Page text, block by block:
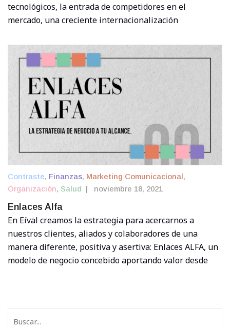
tecnológicos, la entrada de competidores en el
mercado, una creciente internacionalización
Contraste, Finanzas, Marketing Comunicacional ,
Organización, Salud noviembre 18, 2021
Enlaces Alfa
En Eíval creamos la estrategia para acercarnos a
nuestros clientes, aliados y colaboradores de una
manera diferente, positiva y asertiva: Enlaces ALFA, un
modelo de negocio concebido aportando valor desde